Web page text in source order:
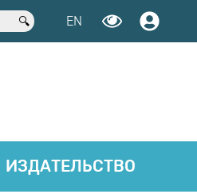
EN
ИЗДАТЕЛЬСТВО